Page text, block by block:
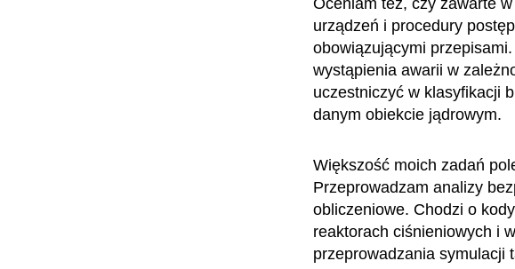
Oceniam też, czy zawarte
urządzeń i procedury
obowiązującymi
wystąpienia awarii w
uczestniczyć w klasyfikacji
danym obiekcie jądrowym.
Większość moich zadań
Przeprowadzam analizy
obliczeniowe. Chodzi o
reaktorach ciśnieniowych i
przeprowadzania symulacji